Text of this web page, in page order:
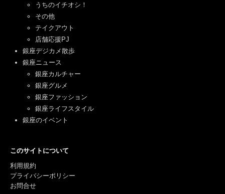
うちのイチオシ！
その他
テイクアウト
店舗応援PJ
銀座デジカメ散歩
銀座ニュース
銀座カルチャー
銀座グルメ
銀座ファッション
銀座ライフスタイル
銀座のイベント
このサイトについて
利用規約
プライバシーポリシー
お問合せ